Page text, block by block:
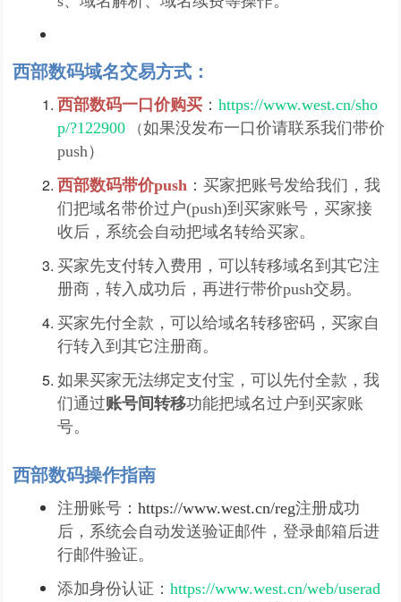
西部数码域名交易方式：
西部数码一口价购买 ：https://www.west.cn/sho
p/?122900 （如果没发布一口价请联系我们带价
push）
西部数码带价push ：买家把账号发给我们，我
们把域名带价过户(push)到买家账号，买家接
收后，系统会自动把域名转给买家。
买家先支付转入费用，可以转移域名到其它注
册商，转入成功后，再进行带价push交易。
买家先付全款，可以给域名转移密码，买家自
行转入到其它注册商。
如果买家无法绑定支付宝，可以先付全款，我
们通过账号间转移功能把域名过户到买家账
号。
西部数码操作指南
注册账号：https://www.west.cn/reg注册成功
后，系统会自动发送验证邮件，登录邮箱后进
行邮件验证。
添加身份认证：https://www.west.cn/web/userad